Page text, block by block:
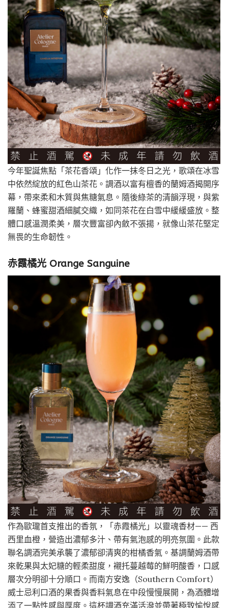
今年聖誕焦點「茶花香頌」化作一抹冬日之光，歌頌在冰雪
中依然綻放的紅色山茶花。調酒以富有檀香的蘭姆酒揭開序
幕，帶來柔和木質與焦糖氣息。隨後綠茶的清韻浮現，與紫
羅蘭、蜂蜜甜酒細膩交織，如同茶花在白雪中緩緩盛放。整
體口感溫潤柔美，層次豐富卻內斂不張揚，就像山茶花堅定
無畏的生命韌性。
赤霞橘光 Orange Sanguine
作為歐瓏首支推出的香氛，「赤霞橘光」以靈魂香材—— 西
西里血橙，營造出濃郁多汁、帶有氣泡感的明亮氛圍。此款
聯名調酒完美承襲了濃郁卻清爽的柑橘香氣。基調蘭姆酒帶
來乾果與太妃糖的輕柔甜度，襯托蔓越莓的鮮明酸香，口感
層次分明卻十分順口。而南方安逸（Southern Comfort）
威士忌利口酒的果香與香料氣息在中段慢慢展開，為酒體增
添了一點性感與厚度。這杯調酒充滿活潑並帶著極致愉悅感